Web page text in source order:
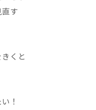
す
くと
！